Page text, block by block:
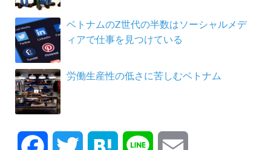
ベトナムのZ世代の半数はソーシャルメデ
ィアで仕事を見つけている
労働生産性の低さに苦しむベトナム